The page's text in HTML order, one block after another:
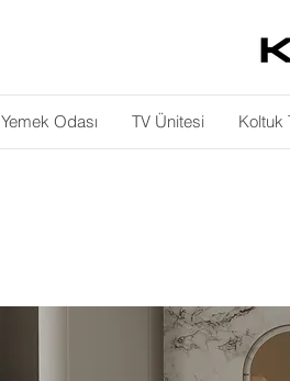
Yemek Odası TV Ünitesi Koltuk